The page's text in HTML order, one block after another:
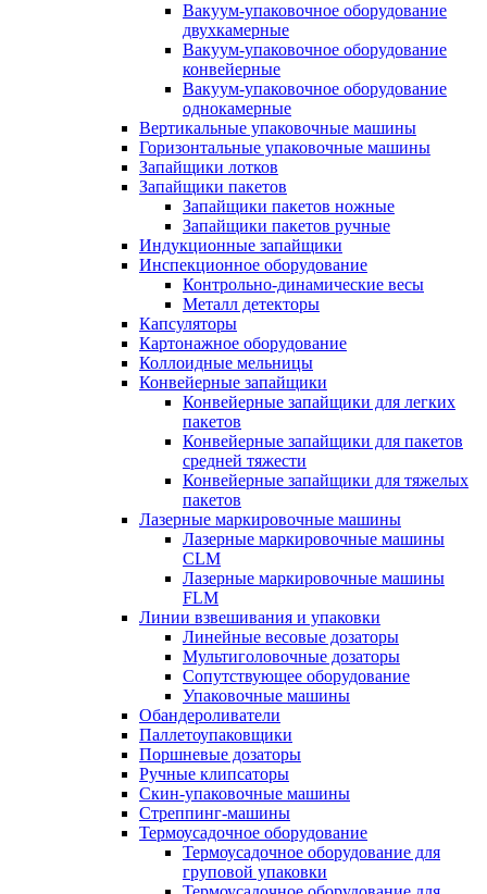
Вакуум-упаковочное оборудование
двухкамерные
Вакуум-упаковочное оборудование
конвейерные
Вакуум-упаковочное оборудование
однокамерные
Вертикальные упаковочные машины
Горизонтальные упаковочные машины
Запайщики лотков
Запайщики пакетов
Запайщики пакетов ножные
Запайщики пакетов ручные
Индукционные запайщики
Инспекционное оборудование
Контрольно-динамические весы
Металл детекторы
Капсуляторы
Картонажное оборудование
Коллоидные мельницы
Конвейерные запайщики
Конвейерные запайщики для легких
пакетов
Конвейерные запайщики для пакетов
средней тяжести
Конвейерные запайщики для тяжелых
пакетов
Лазерные маркировочные машины
Лазерные маркировочные машины
CLM
Лазерные маркировочные машины
FLM
Линии взвешивания и упаковки
Линейные весовые дозаторы
Мультиголовочные дозаторы
Сопутствующее оборудование
Упаковочные машины
Обандероливатели
Паллетоупаковщики
Поршневые дозаторы
Ручные клипсаторы
Скин-упаковочные машины
Стреппинг-машины
Термоусадочное оборудование
Термоусадочное оборудование для
груповой упаковки